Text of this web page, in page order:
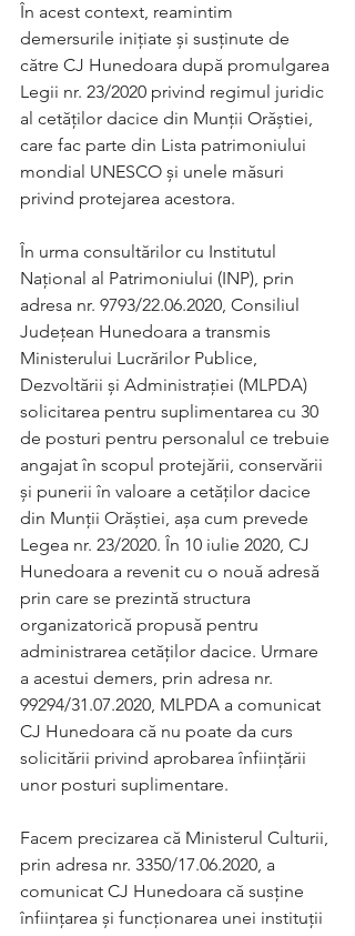
În acest context, reamintim
demersurile inițiate și susținute de
către CJ Hunedoara după promulgarea
Legii nr. 23/2020 privind regimul juridic
al cetăților dacice din Munții Orăștiei,
care fac parte din Lista patrimoniului
mondial UNESCO și unele măsuri
privind protejarea acestora.
În urma consultărilor cu Institutul
Național al Patrimoniului (INP), prin
adresa nr. 9793/22.06.2020, Consiliul
Județean Hunedoara a transmis
Ministerului Lucrărilor Publice,
Dezvoltării și Administrației (MLPDA)
solicitarea pentru suplimentarea cu 30
de posturi pentru personalul ce trebuie
angajat în scopul protejării, conservării
şi punerii în valoare a cetăților dacice
din Munții Orăștiei, așa cum prevede
Legea nr. 23/2020. În 10 iulie 2020, CJ
Hunedoara a revenit cu o nouă adresă
prin care se prezintă structura
organizatorică propusă pentru
administrarea cetăților dacice. Urmare
a acestui demers, prin adresa nr.
99294/31.07.2020, MLPDA a comunicat
CJ Hunedoara că nu poate da curs
solicitării privind aprobarea înființării
unor posturi suplimentare.
Facem precizarea că Ministerul Culturii,
prin adresa nr. 3350/17.06.2020, a
comunicat CJ Hunedoara că susține
înființarea și funcționarea unei instituții